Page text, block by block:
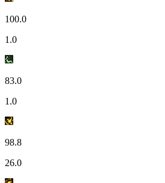
100.0
1.0
83.0
1.0
98.8
26.0